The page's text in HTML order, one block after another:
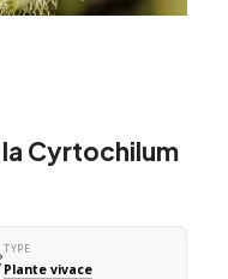
Cyrtochilum
TYPE
Plante vivace